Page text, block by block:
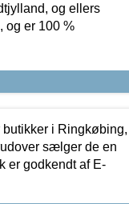
og ellers
og er 100 %
i Ringkøbing,
sælger de en
er godkendt af E-